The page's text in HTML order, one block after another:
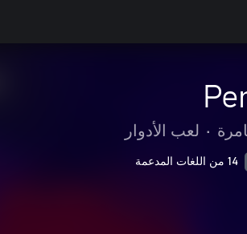
• لعب الأدوار
14 من اللغات المدعمة